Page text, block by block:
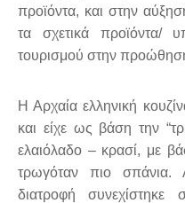
προϊόντα, και στην
τα σχετικά προϊόντα/
τουρισμού στην
Η Αρχαία ελληνική
και είχε ως βάση την
ελαιόλαδο – κρασί, με
τρωγόταν πιο σπάνια.
διατροφή